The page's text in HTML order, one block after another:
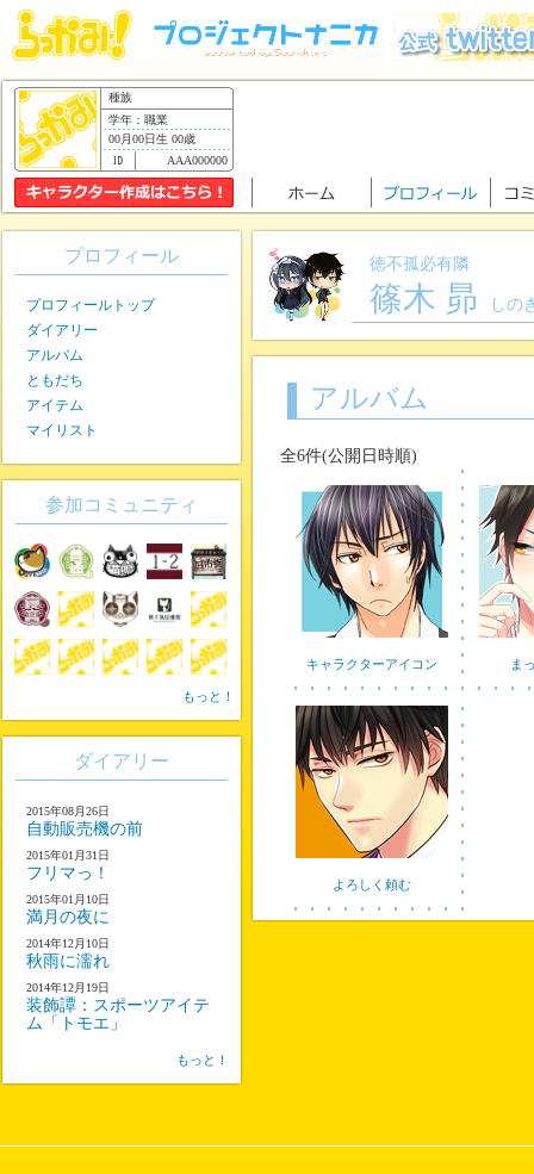
種族
学年：職業
00月00日生 00歳
AAA000000
徳不孤必有隣
篠木 昴 しの
アルバム
全6件(公開日時順)
キャラクターアイコン ま
よろしく頼む
プロフィール
プロフィールトップ
ダイアリー
アルバム
ともだち
アイテム
マイリスト
参加コミュニティ
もっと！
ダイアリー
2015年08月26日
自動販売機の前
2015年01月31日
フリマっ！
2015年01月10日
満月の夜に
2014年12月10日
秋雨に濡れ
2014年12月19日
装飾譚：スポーツアイテ
ム「トモエ」
もっと！